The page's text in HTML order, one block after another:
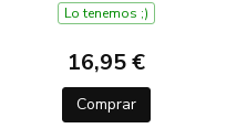
Lo tenemos ;)
16,95 €
Comprar